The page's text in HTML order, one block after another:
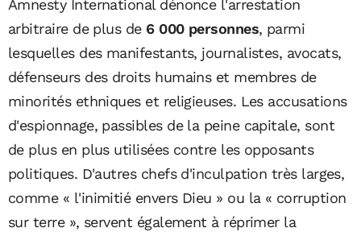
Amnesty International dénonce l'arrestation
arbitraire de plus de 6 000 personnes, parmi
lesquelles des manifestants, journalistes, avocats,
défenseurs des droits humains et membres de
minorités ethniques et religieuses. Les accusations
d'espionnage, passibles de la peine capitale, sont
de plus en plus utilisées contre les opposants
politiques. D'autres chefs d'inculpation très larges,
comme « l'inimitié envers Dieu » ou la « corruption
sur terre », servent également à réprimer la